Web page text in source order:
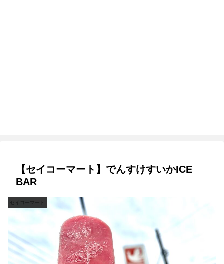
【セイコーマート】でんすけすいかICE
BAR
セイコーマート